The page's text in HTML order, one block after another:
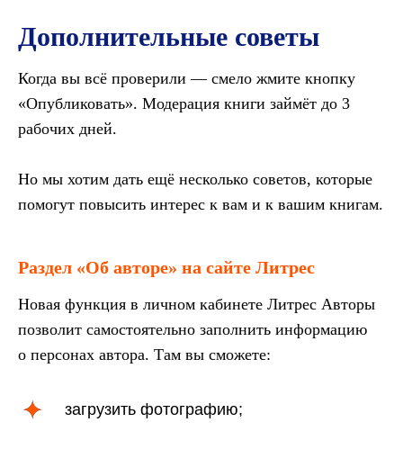
Дополнительные советы
Когда вы всё проверили — смело жмите кнопку
«Опубликовать». Модерация книги займёт до 3
рабочих дней.
Но мы хотим дать ещё несколько советов, которые
помогут повысить интерес к вам и к вашим книгам.
Раздел «Об авторе» на сайте Литрес
Новая функция в личном кабинете Литрес Авторы
позволит самостоятельно заполнить информацию
о персонах автора. Там вы сможете:
загрузить фотографию;